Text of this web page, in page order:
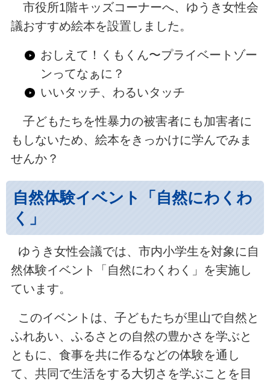
市役所1階キッズコーナーへ、ゆうき女性会
議おすすめ絵本を設置しました。
おしえて！くもくん〜プライベートゾー
ンってなぁに？
いいタッチ、わるいタッチ
子どもたちを性暴力の被害者にも加害者に
もしないため、絵本をきっかけに学んでみま
せんか？
自然体験イベント「自然にわくわ
く」
ゆうき女性会議では、市内小学生を対象に自
然体験イベント「自然にわくわく」を実施し
ています。
このイベントは、子どもたちが里山で自然と
ふれあい、ふるさとの自然の豊かさを学ぶと
ともに、食事を共に作るなどの体験を通し
て、共同で生活をする大切さを学ぶことを目